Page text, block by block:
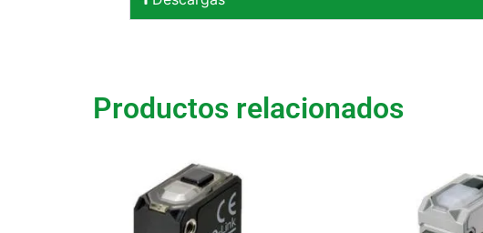
Productos relacionados